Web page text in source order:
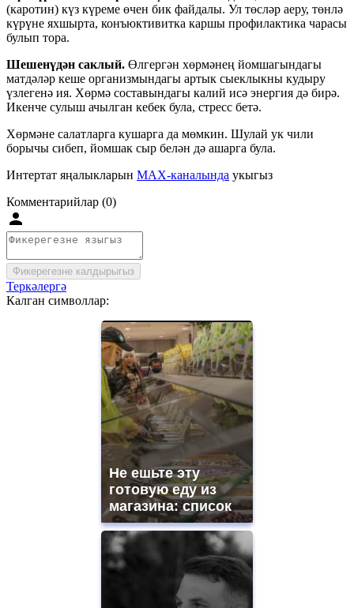
(каротин) күз күреме өчен бик файдалы. Ул төсләр аеру, төнлә
күрүне яхшырта, конъюктивитка каршы профилактика чарасы
булып тора.
Шешенүдән саклый. Өлгергән хөрмәнең йомшагындагы
матдәләр кеше организмындагы артык сыеклыкны кудыру
үзлегенә ия. Хөрмә составындагы калий исә энергия дә бирә.
Икенче сулыш ачылган кебек була, стресс бетә.
Хөрмәне салатларга кушарга да мөмкин. Шулай ук чили
борычы сибеп, йомшак сыр белән дә ашарга була.
Интертат яңалыкларын MAX-каналында укыгыз
Комментарийлар (0)
Фикерегезне калдырыгыз
Теркәлергә
Калган символлар:
Не ешьте эту
готовую еду из
магазина: список